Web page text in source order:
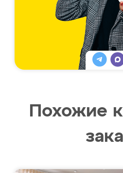
Похожие